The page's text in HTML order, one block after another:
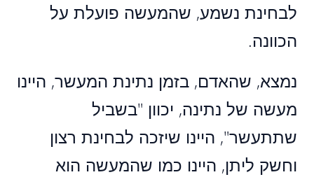
לבחינת נשמע, שהמעשה פועלת על
הכוונה.
נמצא, שהאדם, בזמן נתינת המעשר, היינו
מעשה של נתינה, יכוון "בשביל
שתתעשר", היינו שיזכה לבחינת רצון
וחשק ליתן, היינו כמו שהמעשה הוא